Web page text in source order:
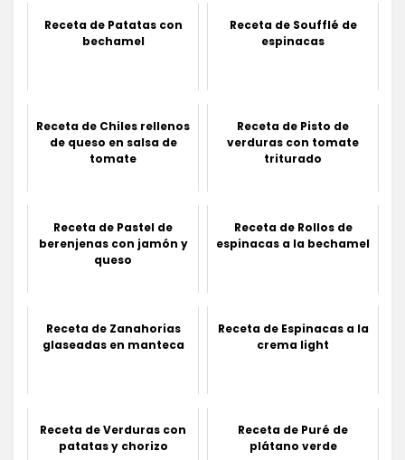
Receta de Patatas con
bechamel
Receta de Soufflé de
espinacas
Receta de Chiles rellenos
de queso en salsa de
tomate
Receta de Pisto de
verduras con tomate
triturado
Receta de Pastel de
berenjenas con jamón y
queso
Receta de Rollos de
espinacas a la bechamel
Receta de Zanahorias
glaseadas en manteca
Receta de Espinacas a la
crema light
Receta de Verduras con
patatas y chorizo
Receta de Puré de
plátano verde